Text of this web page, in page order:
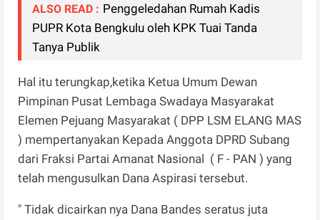
ALSO READ : Penggeledahan Rumah Kadis
PUPR Kota Bengkulu oleh KPK Tuai Tanda
Tanya Publik
Hal itu terungkap,ketika Ketua Umum Dewan
Pimpinan Pusat Lembaga Swadaya Masyarakat
Elemen Pejuang Masyarakat ( DPP LSM ELANG MAS
) mempertanyakan Kepada Anggota DPRD Subang
dari Fraksi Partai Amanat Nasional ( F - PAN ) yang
telah mengusulkan Dana Aspirasi tersebut.
" Tidak dicairkan nya Dana Bandes seratus juta